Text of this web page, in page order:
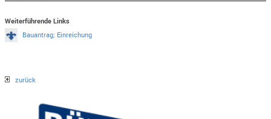
Weiterführende Links
Bauantrag; Einreichung
zurück